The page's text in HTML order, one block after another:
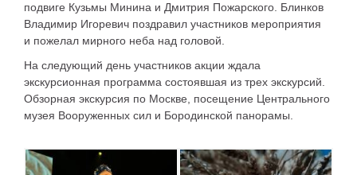
подвиге Кузьмы Минина и Дмитрия Пожарского. Блинков
Владимир Игоревич поздравил участников мероприятия
и пожелал мирного неба над головой.
На следующий день участников акции ждала
экскурсионная программа состоявшая из трех экскурсий.
Обзорная экскурсия по Москве, посещение Центрального
музея Вооруженных сил и Бородинской панорамы.